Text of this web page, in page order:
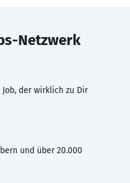
Netzwerk
der wirklich zu Dir
und über 20.000